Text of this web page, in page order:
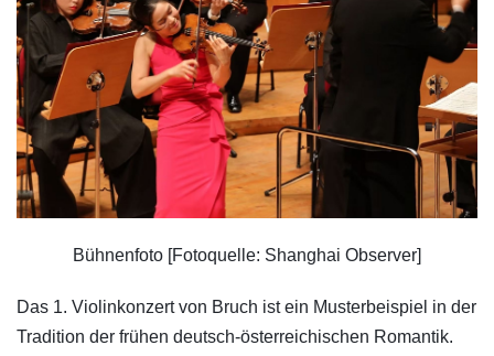
Bühnenfoto [Fotoquelle: Shanghai Observer]
Das 1. Violinkonzert von Bruch ist ein Musterbeispiel in der
Tradition der frühen deutsch-österreichischen Romantik.